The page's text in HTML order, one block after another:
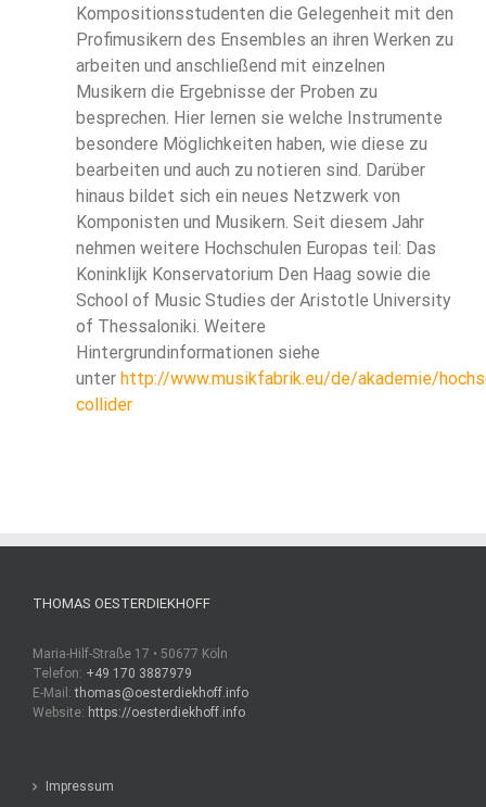
Kompositionsstudenten die Gelegenheit mit den
Profimusikern des Ensembles an ihren Werken zu
arbeiten und anschließend mit einzelnen
Musikern die Ergebnisse der Proben zu
besprechen. Hier lernen sie welche Instrumente
besondere Möglichkeiten haben, wie diese zu
bearbeiten und auch zu notieren sind. Darüber
hinaus bildet sich ein neues Netzwerk von
Komponisten und Musikern. Seit diesem Jahr
nehmen weitere Hochschulen Europas teil: Das
Koninklijk Konservatorium Den Haag sowie die
School of Music Studies der Aristotle University
of Thessaloniki. Weitere
Hintergrundinformationen siehe
unter http://www.musikfabrik.eu/de/akademie/
collider
THOMAS OESTERDIEKHOFF
Maria-Hilf-Straße 17 • 50677 Köln
Telefon: +49 170 3887979
E-Mail:thomas@oesterdiekhoff.info
Website: https://oesterdiekhoff.info
Impressum